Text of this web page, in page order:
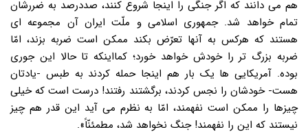
هم می دانند که اگر جنگی را اینجا شروع کنند، صددرصد به ضررشان
تمام خواهد شد. جمهوری اسلامی و ملّت ایران آن مجموعه ای
هستند که هرکس به آنها تعرّض بکند ممکن است ضربه بزند، امّا
ضربه بزرگ تر را خودش خواهد خورد؛ کمااینکه تا حالا این جوری
بوده. آمریکایی ها یک بار هم اینجا حمله کردند به طبس -یادتان
هست- خودشان را نجس کردند، برگشتند رفتند! درست است که خیلی
چیزها را ممکن است نفهمند، امّا به نظرم می آید این قدر هم چیز
نیستند که این را نفهمند! جنگ نخواهد شد، مطمئنّاً».